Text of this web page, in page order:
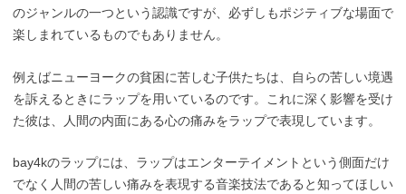
のジャンルの一つという認識ですが、必ずしもポジティブな場面で
楽しまれているものでもありません。
例えばニューヨークの貧困に苦しむ子供たちは、自らの苦しい境遇
を訴えるときにラップを用いているのです。これに深く影響を受け
た彼は、人間の内面にある心の痛みをラップで表現しています。
bay4kのラップには、ラップはエンターテイメントという側面だけ
でなく人間の苦しい痛みを表現する音楽技法であると知ってほしい